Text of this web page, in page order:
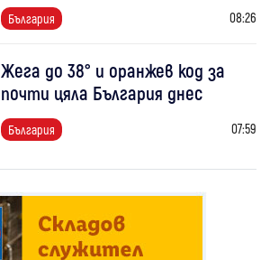
България 08:26
Жега до 38° и оранжев код за
почти цяла България днес
България 07:59